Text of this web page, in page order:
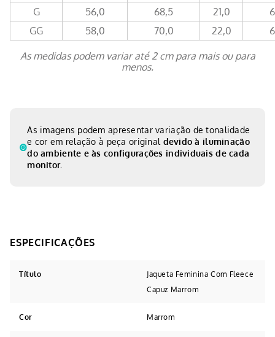
G
56,0 68,5 21,0
GG
58,0 70,0 22,0
As medidas podem variar até 2 cm para mais ou para
menos.
As imagens podem apresentar variação de tonalidade
e cor em relação à peça original devido à iluminação
do ambiente e às configurações individuais de cada
monitor.
Título
Jaqueta Feminina Com Fleece
Capuz Marrom
Cor Marrom